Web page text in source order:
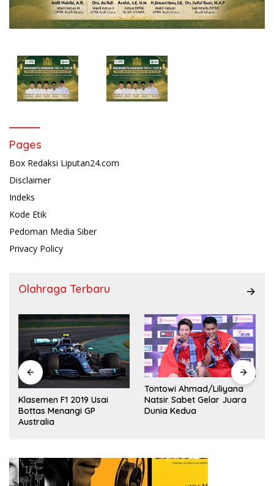
Pages
Box Redaksi Liputan24.com
Disclaimer
Indeks
Kode Etik
Pedoman Media Siber
Privacy Policy
Olahraga Terbaru
Klasemen F1 2019 Usai
Bottas Menangi GP
Australia
Tontowi Ahmad/Liliyana
Natsir Sabet Gelar Juara
Dunia Kedua